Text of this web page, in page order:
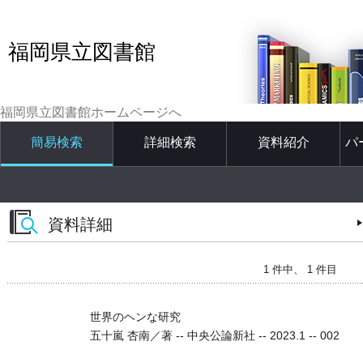
福岡県立図書館
福岡県立図書館ホームページへ
簡易検索 詳細検索 資料紹介 パ
資料詳細
1 件中、 1 件目
世界のヘンな研究
五十嵐 杏南／著 -- 中央公論新社 -- 2023.1 -- 002